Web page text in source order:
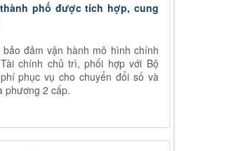
phố được tích hợp, cung
đảm vận hành mô hình chính
chính chủ trì, phối hợp với Bộ
phục vụ cho chuyển đổi số và
phương 2 cấp.